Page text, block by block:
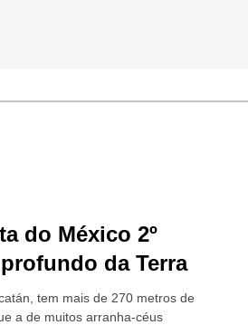
do México 2º
da Terra
tem mais de 270 metros de
a de muitos arranha-céus